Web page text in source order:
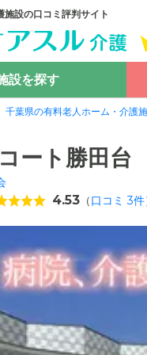
施設の口コミ評判サイト
設を探す
千葉県の有料老人ホーム・介護
ート勝田台
4.53 （口コミ 3件